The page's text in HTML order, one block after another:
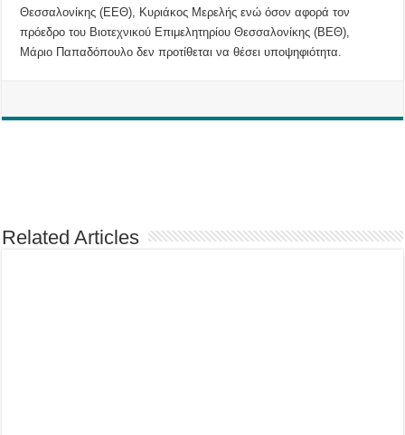
Θεσσαλονίκης (ΕΕΘ), Κυριάκος Μερελής ενώ όσον αφορά τον
πρόεδρο του Βιοτεχνικού Επιμελητηρίου Θεσσαλονίκης (ΒΕΘ),
Μάριο Παπαδόπουλο δεν προτίθεται να θέσει υποψηφιότητα.
Related Articles